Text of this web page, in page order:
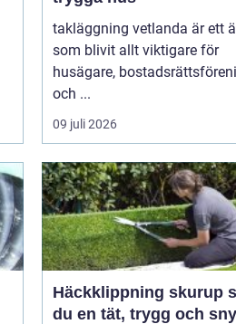
takläggning vetlanda är ett
som blivit allt viktigare för
husägare,
och ...
09 juli 2026
Häckklippning skurup så får
du en tät, trygg och